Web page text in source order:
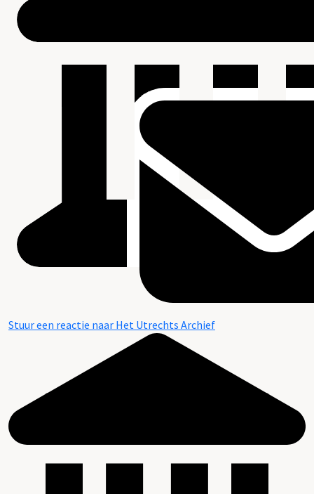
Stuur een reactie naar Het Utrechts Archief